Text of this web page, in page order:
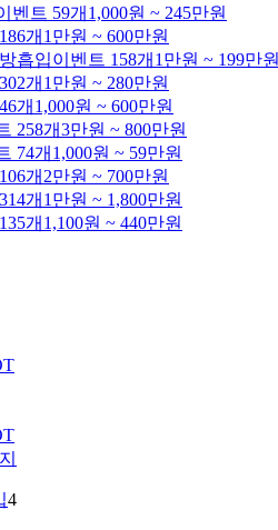
벤트 59개 1,000원 ~ 245만원
개 1만원 ~ 600만원
흡입이벤트 158개 1만원 ~ 199만원
개 1만원 ~ 280만원
개 1,000원 ~ 600만원
258개3만원 ~ 800만원
74개 1,000원 ~ 59만원
개 2만원 ~ 700만원
개 1만원 ~ 1,800만원
개 1,100원 ~ 440만원
4